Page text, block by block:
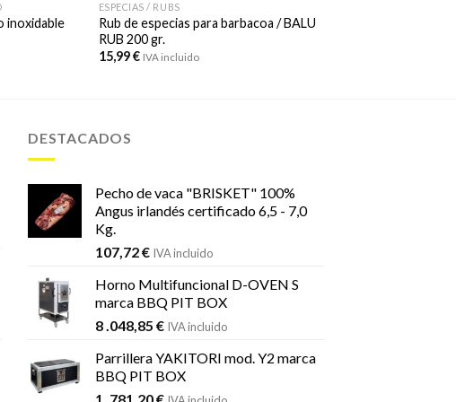
inoxidable
ESPECIAS / RUBS
Rub de especias para barbacoa / BALU
RUB 200 gr.
15,99€ IVA incluido
DESTACADOS
Pecho de vaca "BRISKET" 100%
Angus irlandés certificado 6,5 - 7,0
Kg.
107,72€ IVA incluido
Horno Multifuncional D-OVEN S
marca BBQ PIT BOX
8 .048,85 € IVA incluido
Parrillera YAKITORI mod. Y2 marca
BBQ PIT BOX